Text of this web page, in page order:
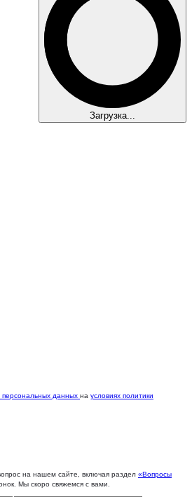
Загрузка...
персональных данных на условиях политики
на нашем сайте, включая раздел «Вопросы
Мы скоро свяжемся с вами.